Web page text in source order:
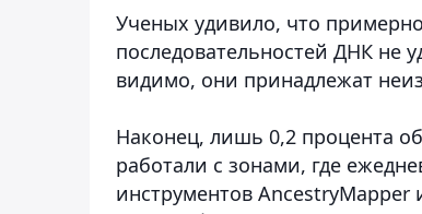
Ученых удивило, что
последовательностей ДНК
видимо, они принадлежат
Наконец, лишь 0,2 процента
работали с зонами, где
инструментов AncestryMapper